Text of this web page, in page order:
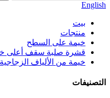
English
بيت
منتجات
خيمة على السطح
قشرة صلبة سقف أعلى
خيمة من الألياف
التصنيفات